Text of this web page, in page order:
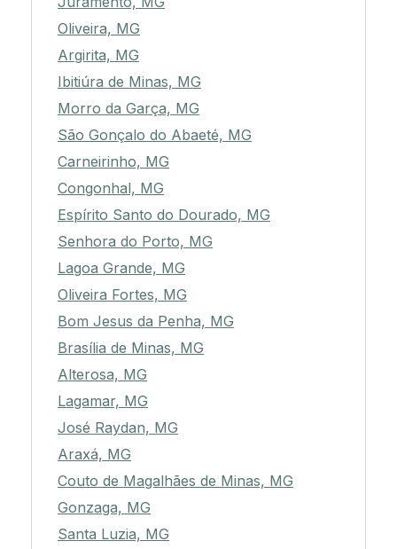
Oliveira, MG
Argirita, MG
Ibitiúra de Minas, MG
Morro da Garça, MG
São Gonçalo do Abaeté, MG
Carneirinho, MG
Congonhal, MG
Espírito Santo do Dourado, MG
Senhora do Porto, MG
Lagoa Grande, MG
Oliveira Fortes, MG
Bom Jesus da Penha, MG
Brasília de Minas, MG
Alterosa, MG
Lagamar, MG
José Raydan, MG
Araxá, MG
Couto de Magalhães de Minas, MG
Gonzaga, MG
Santa Luzia, MG